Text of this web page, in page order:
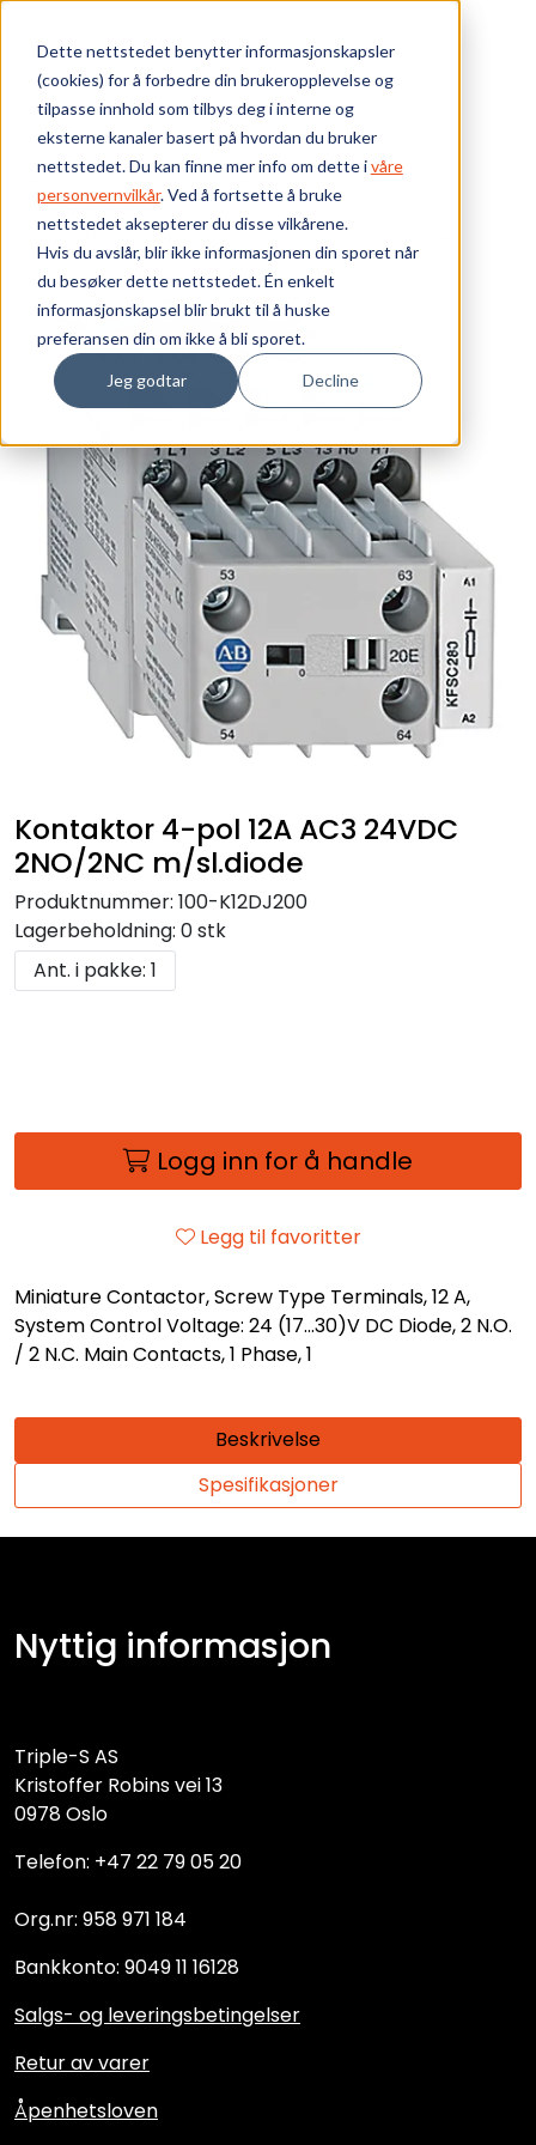
Dette nettstedet benytter informasjonskapsler
(cookies) for å forbedre din brukeropplevelse og
tilpasse innhold som tilbys deg i interne og
eksterne kanaler basert på hvordan du bruker
nettstedet. Du kan finne mer info om dette ivåre
personvernvilkår. Ved å fortsette å bruke
nettstedet aksepterer du disse vilkårene.
Hvis du avslår, blir ikke informasjonen din sporet når
du besøker dette nettstedet. Én enkelt
informasjonskapsel blir brukt til å huske
preferansen din om ikke å bli sporet.
Jeg godtar Decline
Skip to main content
Webshop Elektrokomponenter
Kontaktorer
Mini kontaktorer - 100K
Kontaktor 4-pol 12A AC3 24VDC 2NO/2NC m/sl.diode
Kontaktor 4-pol 12A AC3 24VDC
2NO/2NC m/sl.diode
Produktnummer: 100-K12DJ200
Lagerbeholdning: 0 stk
Ant. i pakke: 1
Logg inn for å handle
Legg til favoritter
Miniature Contactor, Screw Type Terminals, 12 A,
System Control Voltage: 24 (17...30)V DC Diode, 2 N.O.
/ 2 N.C. Main Contacts, 1 Phase, 1
Beskrivelse
Spesifikasjoner
Nyttig informasjon
Triple-S AS
Kristoffer Robins vei 13
0978 Oslo
Telefon: +47 22 79 05 20
Org.nr: 958 971 184
Bankkonto: 9049 11 16128
Salgs- og leveringsbetingelser
Retur av varer
Åpenhetsloven
Bærekraft
Vi tilbyr
Ressurser
Om oss